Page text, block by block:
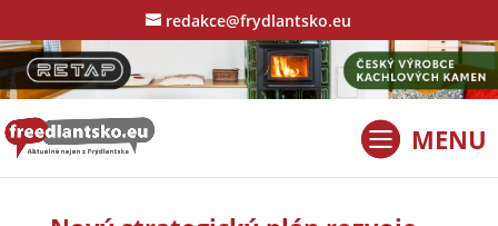
redakce@frydlantsko.eu